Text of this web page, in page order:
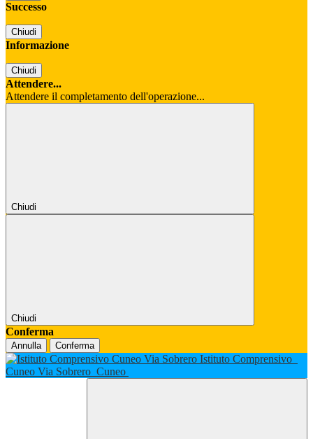
Successo
Chiudi
Informazione
Chiudi
Attendere...
Attendere il completamento dell'operazione...
Chiudi
Chiudi
Conferma
Annulla Conferma
Istituto Comprensivo
Cuneo Via Sobrero Cuneo